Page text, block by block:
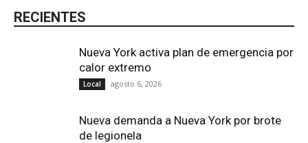
RECIENTES
Nueva York activa plan de emergencia por
calor extremo
Local agosto 6, 2026
Nueva demanda a Nueva York por brote
de legionela